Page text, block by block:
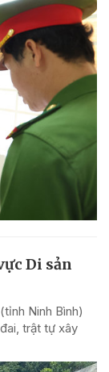
Di sản
Ninh Bình)
trật tự xây